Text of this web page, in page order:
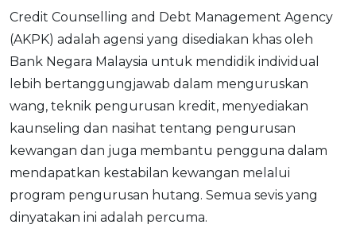
Credit Counselling and Debt Management Agency
(AKPK) adalah agensi yang disediakan khas oleh
Bank Negara Malaysia untuk mendidik individual
lebih bertanggungjawab dalam menguruskan
wang, teknik pengurusan kredit, menyediakan
kaunseling dan nasihat tentang pengurusan
kewangan dan juga membantu pengguna dalam
mendapatkan kestabilan kewangan melalui
program pengurusan hutang. Semua sevis yang
dinyatakan ini adalah percuma.